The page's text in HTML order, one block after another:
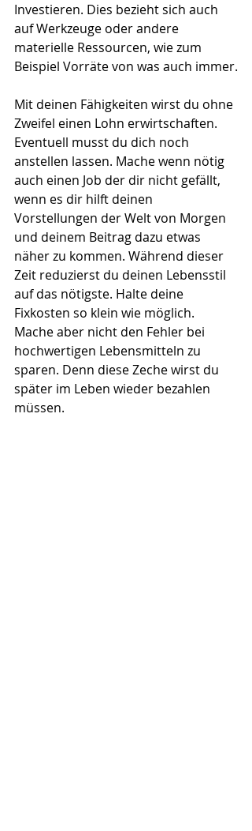
Investieren. Dies bezieht sich auch
auf Werkzeuge oder andere
materielle Ressourcen, wie zum
Beispiel Vorräte von was auch immer.
Mit deinen Fähigkeiten wirst du ohne
Zweifel einen Lohn erwirtschaften.
Eventuell musst du dich noch
anstellen lassen. Mache wenn nötig
auch einen Job der dir nicht gefällt,
wenn es dir hilft deinen
Vorstellungen der Welt von Morgen
und deinem Beitrag dazu etwas
näher zu kommen. Während dieser
Zeit reduzierst du deinen Lebensstil
auf das nötigste. Halte deine
Fixkosten so klein wie möglich.
Mache aber nicht den Fehler bei
hochwertigen Lebensmitteln zu
sparen. Denn diese Zeche wirst du
später im Leben wieder bezahlen
müssen.